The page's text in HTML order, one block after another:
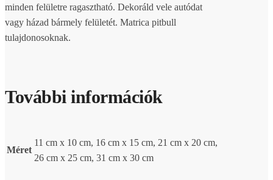
minden felületre ragasztható. Dekoráld vele autódat
vagy házad bármely felületét. Matrica pitbull
tulajdonosoknak.
További információk
Méret
11 cm x 10 cm, 16 cm x 15 cm, 21 cm x 20 cm,
26 cm x 25 cm, 31 cm x 30 cm